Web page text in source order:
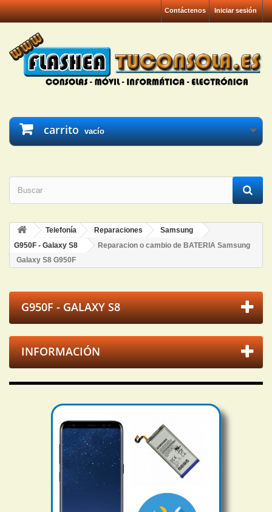
Iniciar sesión
Contáctenos
carrito vacío
Telefonía Reparaciones
Samsung
G950F - Galaxy S8
Reparacion o cambio de BATERIA Samsung
Galaxy S8 G950F
G950F - GALAXY S8
INFORMACIÓN